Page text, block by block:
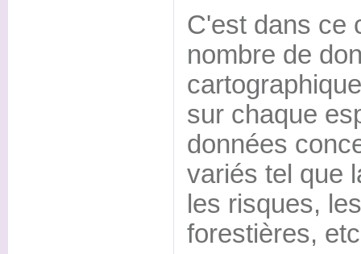
C'est dans ce
nombre de
sur chaque
données
variés tel que
les risques,
forestières,